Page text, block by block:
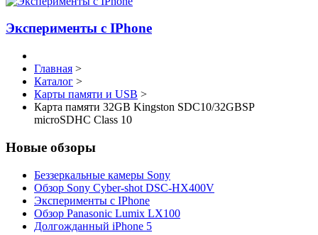
Эксперименты с IPhone
Главная >
Каталог >
Карты памяти и USB >
Карта памяти 32GB Kingston SDC10/32GBSP
microSDHC Class 10
Новые обзоры
Беззеркальные камеры Sony
Обзор Sony Cyber-shot DSC-HX400V
Эксперименты с IPhone
Обзор Panasonic Lumix LX100
Долгожданный iPhone 5